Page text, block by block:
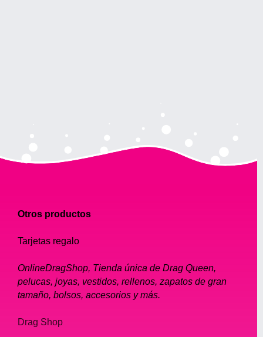
Otros productos
Tarjetas regalo
OnlineDragShop, Tienda única de Drag Queen,
pelucas, joyas, vestidos, rellenos, zapatos de gran
tamaño, bolsos, accesorios y más.
Drag Shop